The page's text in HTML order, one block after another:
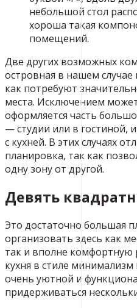
небольшой стол
хороша такая
помещений.
Две других возможных
островная в нашем случае
как потребуют
места. Исключением
оформляется часть
— студии или в
с кухней. В этих случаях
планировка, так как
одну зону от другой.
Девять
Это достаточно большая
организовать здесь как
так и вполне комфортную
кухня в стиле
очень уютной и
придерживаться